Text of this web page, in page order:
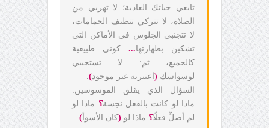
تابعي حياتك العادية؛ لا تهربي من
الصلاة، لا تتركي تنظيف الحمامات،
لا تتجنبي الجلوس في الأماكن التي
تشكين بطهارتها ... كوني طبيعية
كالجميع، ثم: لا تستجيبي
لوسواسك ( اعتبريه غير موجود)
السؤال الذي يقلق الموسوسين:
ماذا لو كانت بالفعل نجسة؟ ماذا لو
لم أصلِّ فعلًا؟ ماذا لو (كان الأسوأ )